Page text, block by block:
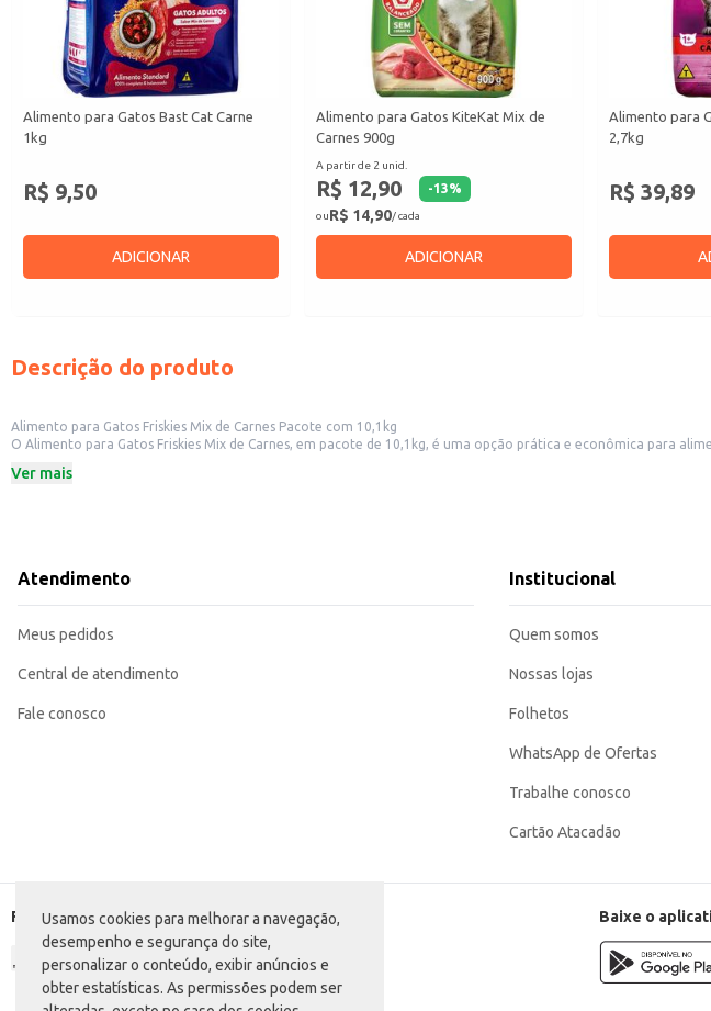
Usamos cookies para melhorar a navegação,
desempenho e segurança do site,
personalizar o conteúdo, exibir anúncios e
obter estatísticas. As permissões podem ser
Alimento para Gatos Bast Cat Carne
1kg
R$ 9,50
ADICIONAR
Alimento para Gatos KiteKat Mix de
Carnes 900g
A partir de 2 unid.
R$ 12,90 -13%
ouR$ 14,90/ cada
ADICIONAR
Alimento para
2,7kg
R$ 39,89
Descrição do produto
Alimento para Gatos Friskies Mix de Carnes Pacote com 10,1kg
O Alimento para Gatos Friskies Mix de Carnes, em pacote de 10,1kg, é uma opção prática e econômica para
Pacote com 10,1kg
O Friskies Mix de Carnes oferece uma nutrição completa e balanceada para seu gato, contribuindo para sua
Ver mais
Atendimento
Meus pedidos
Central de atendimento
Fale conosco
Institucional
Quem somos
Nossas lojas
Folhetos
WhatsApp de Ofertas
Trabalhe conosco
Cartão Atacadão
Formas de pagamento Baixe o